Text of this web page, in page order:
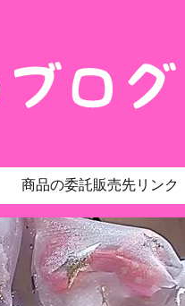
商品の委託販売先リンク